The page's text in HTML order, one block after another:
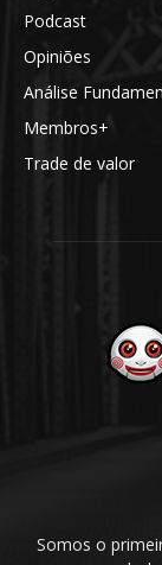
Podcast
Opiniões
Análise
Membros+
Trade de valor
Somos o